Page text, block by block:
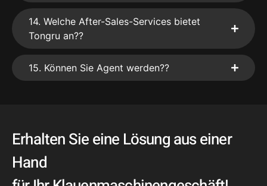
14. Welche After-Sales-Services bietet
Tongru an??
15. Können Sie Agent werden??
Erhalten Sie eine Lösung aus einer
Hand